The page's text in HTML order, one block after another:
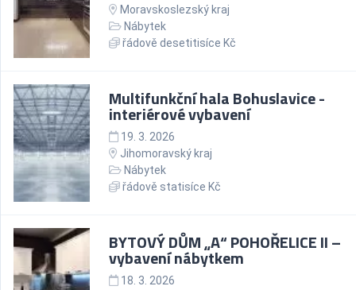
Moravskoslezský kraj
Nábytek
řádově desetitisíce Kč
Multifunkční hala Bohuslavice -
interiérové vybavení
19. 3. 2026
Jihomoravský kraj
Nábytek
řádově statisíce Kč
BYTOVÝ DŮM „A“ POHOŘELICE II –
vybavení nábytkem
18. 3. 2026